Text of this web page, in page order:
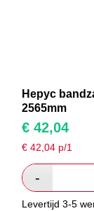
Hepyc
2565mm
€ 42,04
€42,04 p/1
Levertijd 3-5